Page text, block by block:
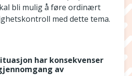
bli mulig å føre ordinært
med dette tema.
har konsekvenser
av